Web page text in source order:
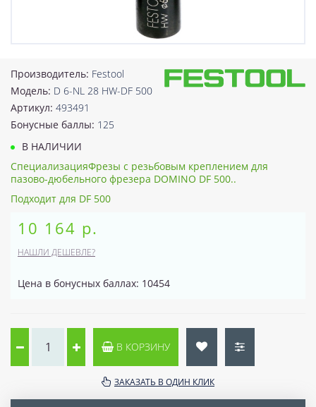
Производитель: Festool
Модель: D 6-NL 28 HW-DF 500
Артикул: 493491
Бонусные баллы: 125
В НАЛИЧИИ
СпециализацияФрезы с резьбовым креплением для
пазово-дюбельного фрезера DOMINO DF 500..
Подходит для DF 500
10 164 р.
НАШЛИ ДЕШЕВЛЕ?
Цена в бонусных баллах: 10454
В КОРЗИНУ
ЗАКАЗАТЬ В ОДИН КЛИК